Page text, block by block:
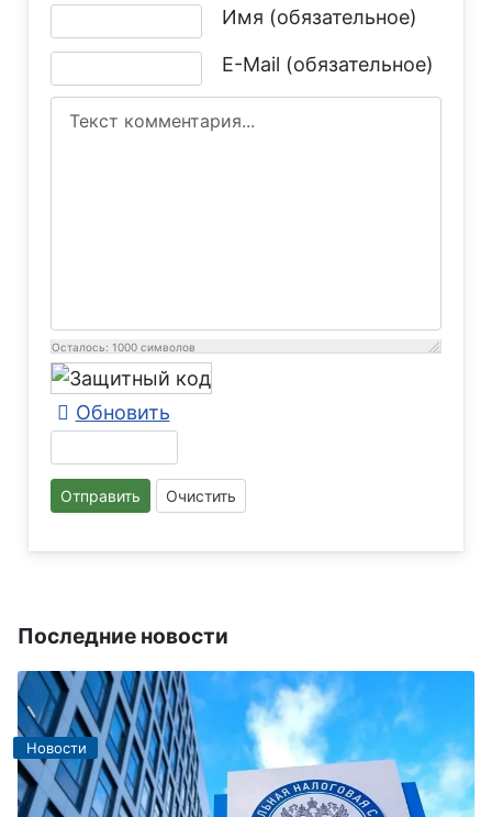
Имя (обязательное)
E-Mail (обязательное)
Текст комментария
Осталось: 1000 символов
Обновить
Отправить Очистить
Последние новости
Новости